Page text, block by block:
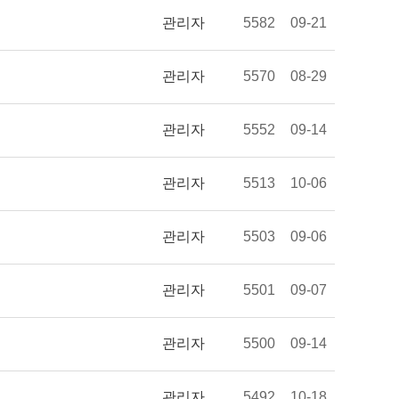
관리자 5582 09-21
관리자 5570 08-29
관리자 5552 09-14
관리자 5513 10-06
관리자 5503 09-06
관리자 5501 09-07
관리자 5500 09-14